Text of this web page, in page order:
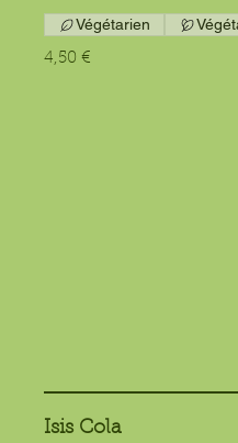
4,50 €
Végétarien
Isis Cola